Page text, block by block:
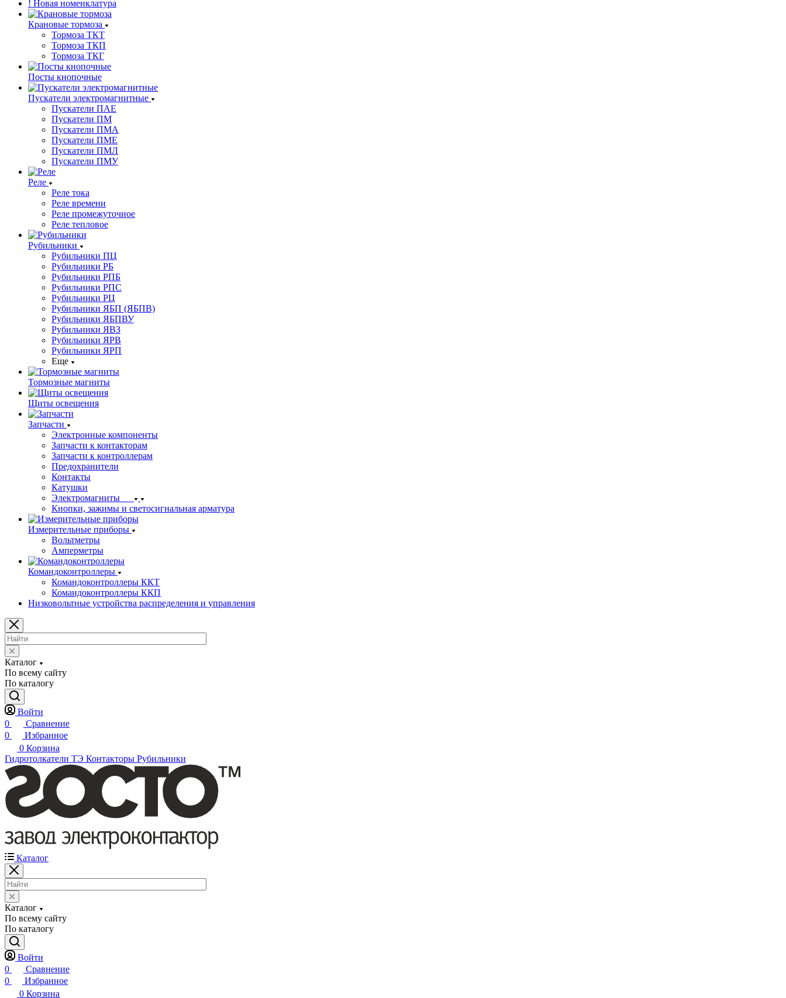
! Новая номенклатура
Крановые тормоза
Тормоза ТКТ
Тормоза ТКП
Тормоза ТКГ
Посты кнопочные
Пускатели электромагнитные
Пускатели ПАЕ
Пускатели ПМ
Пускатели ПМА
Пускатели ПМЕ
Пускатели ПМЛ
Пускатели ПМУ
Реле
Реле тока
Реле времени
Реле промежуточное
Реле тепловое
Рубильники
Рубильники ПЦ
Рубильники РБ
Рубильники РПБ
Рубильники РПС
Рубильники РЦ
Рубильники ЯБП (ЯБПВ)
Рубильники ЯБПВУ
Рубильники ЯВЗ
Рубильники ЯРВ
Рубильники ЯРП
Еще
Тормозные магниты
Щиты освещения
Запчасти
Электронные компоненты
Запчасти к контакторам
Запчасти к контроллерам
Предохранители
Контакты
Катушки
Электромагниты
Кнопки, зажимы и светосигнальная арматура
Измерительные приборы
Вольтметры
Амперметры
Командоконтроллеры
Командоконтроллеры ККТ
Командоконтроллеры ККП
Низковольтные устройства распределения и управления
Каталог
По всему сайту
По каталогу
Войти
0
Сравнение
0
Избранное
0 Корзина
Гидротолкатели ТЭ Контакторы Рубильники
Каталог
Каталог
По всему сайту
По каталогу
Войти
0
Сравнение
0
Избранное
0 Корзина